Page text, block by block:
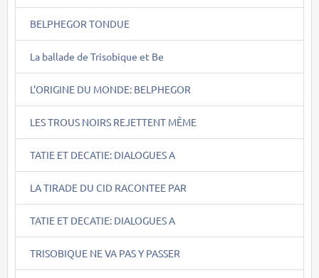
BELPHEGOR TONDUE
La ballade de Trisobique et Be
L'ORIGINE DU MONDE: BELPHEGOR
LES TROUS NOIRS REJETTENT MÊME
TATIE ET DECATIE: DIALOGUES A
LA TIRADE DU CID RACONTEE PAR
TATIE ET DECATIE: DIALOGUES A
TRISOBIQUE NE VA PAS Y PASSER